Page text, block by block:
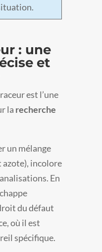
: une
et
est l’une
la recherche
un mélange
azote), incolore
En
du défaut
où il est
spécifique.